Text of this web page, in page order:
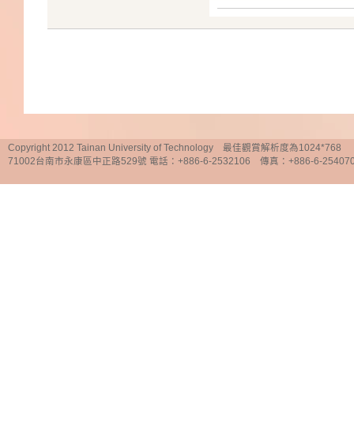
Copyright 2012 Tainan University of Technology 最佳觀賞解析度為1024*768
71002台南市永康區中正路529號 電話：+886-6-2532106 傳真：+886-6-